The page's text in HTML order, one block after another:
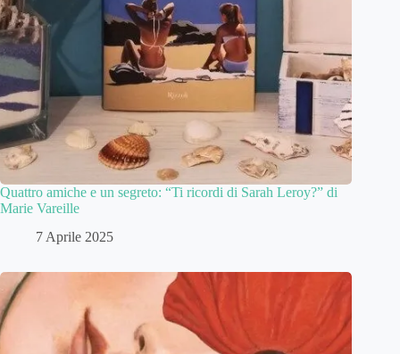
Quattro amiche e un segreto: “Ti ricordi di Sarah Leroy?” di
Marie Vareille
7 Aprile 2025